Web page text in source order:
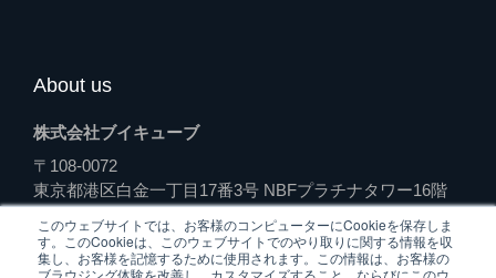
このウェブサイトでは、お客様のコンピューターにCookieを保存しま
す。このCookieは、このウェブサイトでのやり取りに関する情報を収
集し、お客様を記憶するために使用されます。この情報は、お客様の
ブラウジング体験を改善し、カスタマイズすること、ならびにこのウ
About us
株式会社ブイキューブ
〒108-0072
東京都港区白金一丁目17番3号 NBFプラチナタワー16階